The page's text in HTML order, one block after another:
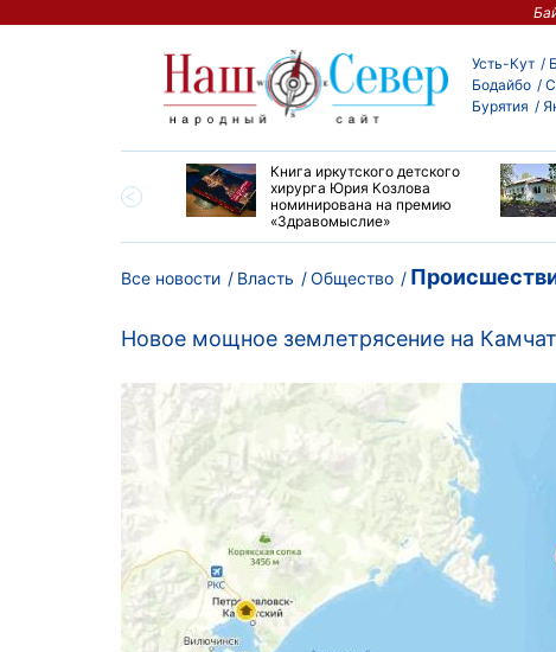
Усть-Кут
Бодайбо
Бурятия
большой эстафеты
Книга иркутского детского
хирурга Юрия Козлова
номинирована на премию
«Здравомыслие»
Все новости Власть Общество
Новое мощное землетрясение на